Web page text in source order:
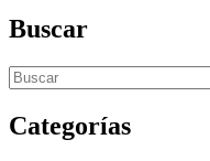
Buscar
Categorías